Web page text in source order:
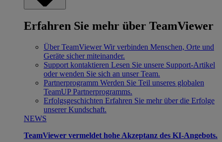
Erfahren Sie mehr über TeamViewer
Über TeamViewer Wir verbinden Menschen, Orte und
Geräte sicher miteinander.
Support kontaktieren Lesen Sie unsere Support-Artikel
oder wenden Sie sich an unser Team.
Partnerprogramm Werden Sie Teil unseres globalen
TeamUP Partnerprogramms.
Erfolgsgeschichten Erfahren Sie mehr über die Erfolge
unserer Kundschaft.
NEWS
TeamViewer vermeldet hohe Akzeptanz des KI-Angebots.